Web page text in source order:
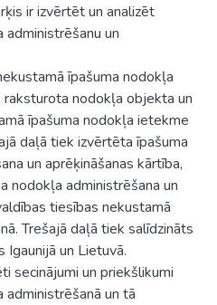
ir izvērtēt un analizēt
un
īpašuma nodokļa
nodokļa objekta un
īpašuma nodokļa ietekme
daļā tiek izvērtēta īpašuma
un aprēķināšanas kārtība,
nodokļa administrēšana un
tiesības nekustamā
Trešajā daļā tiek salīdzināts
Igaunijā un Lietuvā.
secinājumi un priekšlikumi
un tā